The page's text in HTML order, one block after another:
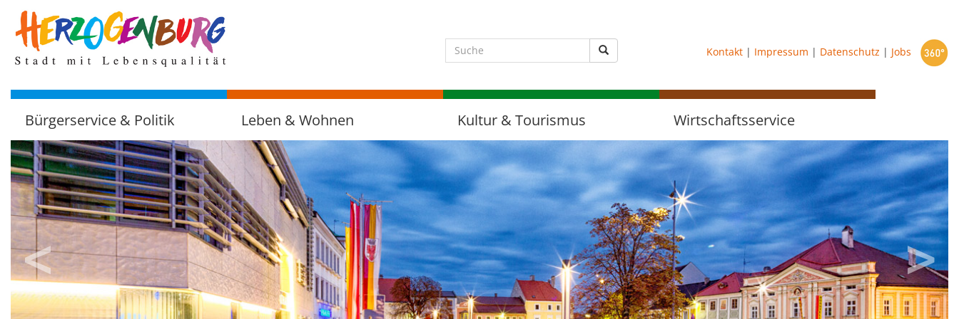
zum
Hauptinhalt
Kontakt | Impressum | Datenschutz | Jobs
Bürgerservice & Politik Leben & Wohnen Kultur & Tourismus Wirtschaftsservice